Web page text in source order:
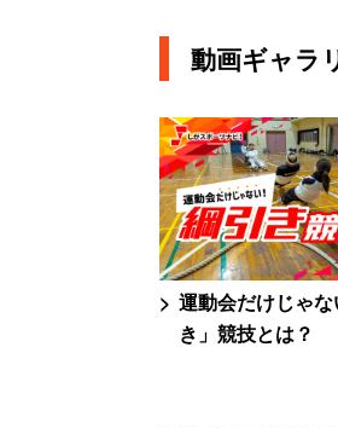
動画ギャラ
運動会だけじゃ
き」競技とは？